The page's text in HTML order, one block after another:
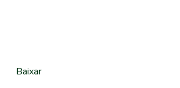
Baixar